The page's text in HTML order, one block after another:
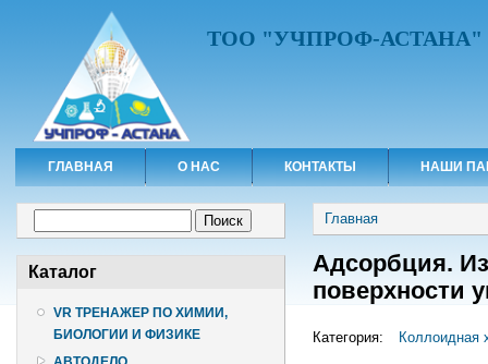
ТОО "УЧПРОФ-АСТАНА"
ГЛАВНАЯ О НАС КОНТАКТЫ НАШИ
Каталог
VR ТРЕНАЖЕР ПО ХИМИИ,
БИОЛОГИИ И ФИЗИКЕ
Вы здесь
Главная
Адсорбция.
поверхности
Категория: Коллоидная